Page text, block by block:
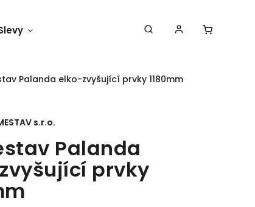
Palanda elko-zvyšující prvky 1180mm
Palanda
prvky
s.r.o.